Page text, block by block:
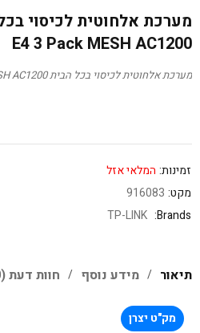
E4 3 Pack MESH AC1200
מערכת אלחוטית לכיסוי בכל הבית TP LINK Deco E4 3 Pack MESH AC1200
זמינות: המלאי אזל
מקט: 916083
Brands:
TP-LINK
תיאור מידע נוסף חוות דעת (0)
מק"ט יצרן